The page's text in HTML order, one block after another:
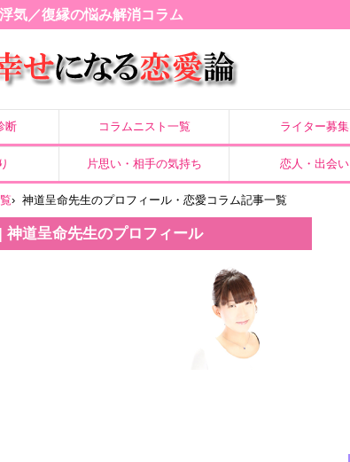
気／復縁の悩み解消コラム
断 コラムニスト一覧 ライター募集
片思い・相手の気持ち 恋人・出会い
› 神道呈命先生のプロフィール・恋愛コラム記事一覧
神道呈命先生のプロフィール